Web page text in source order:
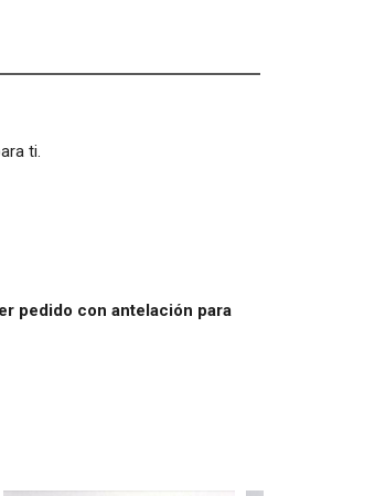
ti.
pedido con antelación para